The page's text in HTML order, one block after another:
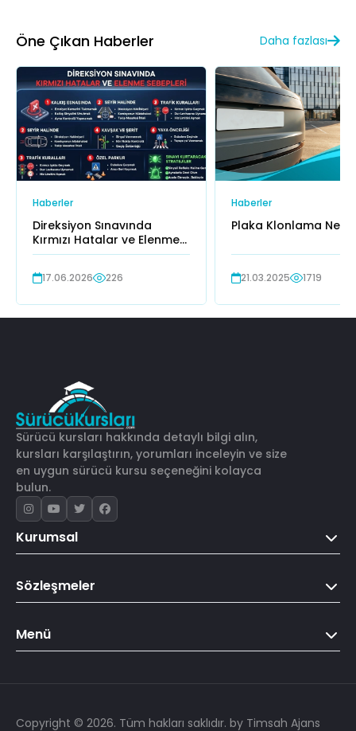
Öne Çıkan Haberler Daha fazlası
Haberler
Direksiyon Sınavında
Kırmızı Hatalar ve Elenme
Sebepleri
17.06.2026 226
Haberler
Plaka Klonlama
21.03.2025 1719
Sürücü kursları hakkında detaylı bilgi alın,
kursları karşılaştırın, yorumları inceleyin ve size
en uygun sürücü kursu seçeneğini kolayca
bulun.
Kurumsal
Sözleşmeler
Menü
Copyright © 2026. Tüm hakları saklıdır. by Timsah Ajans